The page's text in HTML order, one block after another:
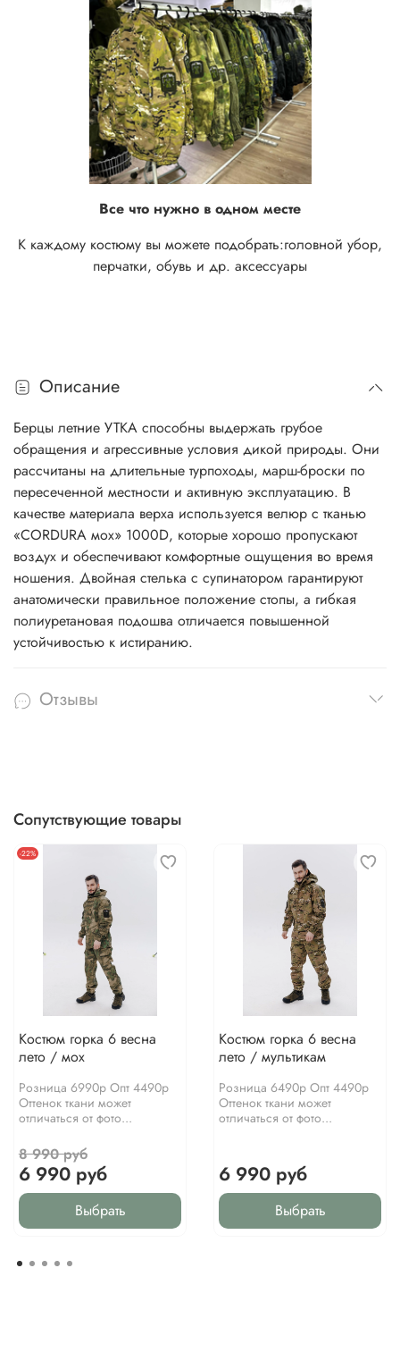
Все что нужно в одном месте
К каждому костюму вы можете подобрать:головной убор,
перчатки, обувь и др. аксессуары
Описание
Берцы летние УТКА способны выдержать грубое
обращения и агрессивные условия дикой природы. Они
рассчитаны на длительные турпоходы, марш-броски по
пересеченной местности и активную эксплуатацию. В
качестве материала верха используется велюр с тканью
«CORDURA мох» 1000D, которые хорошо пропускают
воздух и обеспечивают комфортные ощущения во время
ношения. Двойная стелька с супинатором гарантируют
анатомически правильное положение стопы, а гибкая
полиуретановая подошва отличается повышенной
устойчивостью к истиранию.
Отзывы
Сопутствующие товары
-22%
Костюм горка 6 весна
лето / мох
Розница 6990р Опт 4490р
Оттенок ткани может
отличаться от фото...
8 990 руб
6 990 руб
Выбрать
Костюм горка 6 весна
лето / мультикам
Розница 6490р Опт 4490р
Оттенок ткани может
отличаться от фото...
6 990 руб
Выбрать